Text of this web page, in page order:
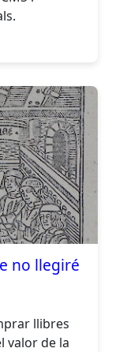
no llegiré
llibres
valor de la